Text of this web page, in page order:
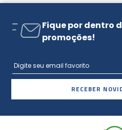
Fique por dentro
promoções!
RECEBER